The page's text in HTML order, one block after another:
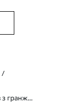
з гранж